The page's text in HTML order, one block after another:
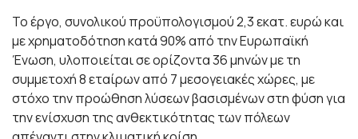
Το έργο, συνολικού προϋπολογισμού 2,3 εκατ. ευρώ και
με χρηματοδότηση κατά 90% από την Ευρωπαϊκή
Ένωση, υλοποιείται σε ορίζοντα 36 μηνών με τη
συμμετοχή 8 εταίρων από 7 μεσογειακές χώρες, με
στόχο την προώθηση λύσεων βασισμένων στη φύση για
την ενίσχυση της ανθεκτικότητας των πόλεων